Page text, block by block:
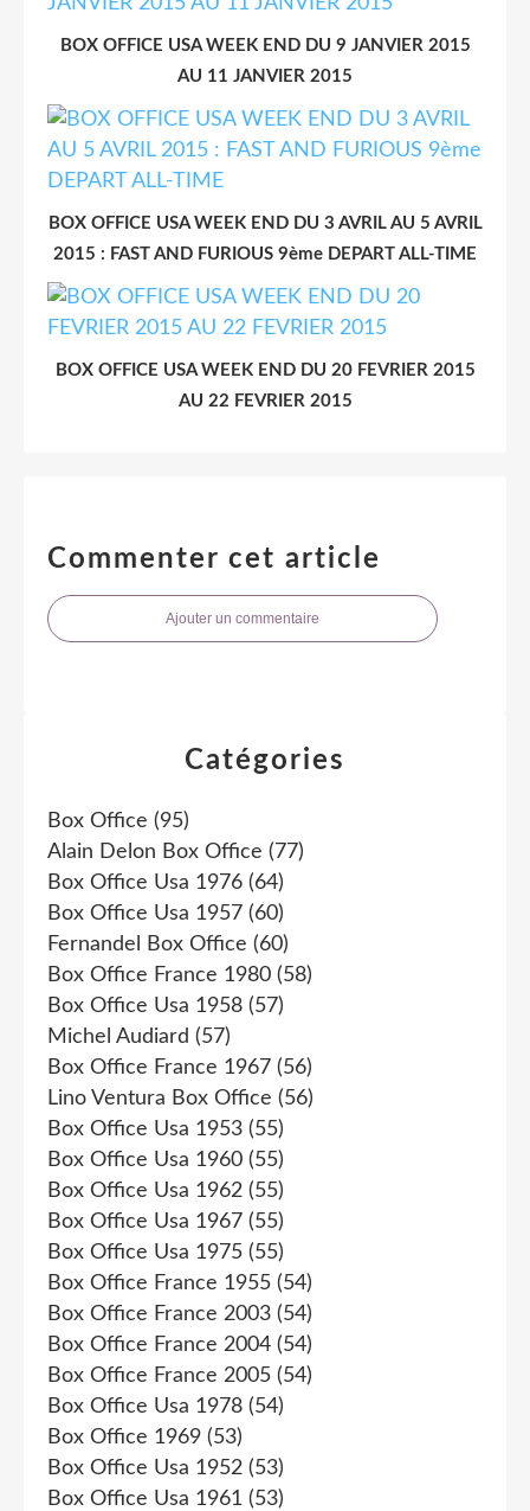
BOX OFFICE USA WEEK END DU 9 JANVIER 2015
AU 11 JANVIER 2015
BOX OFFICE USA WEEK END DU 3 AVRIL AU 5 AVRIL
2015 : FAST AND FURIOUS 9ème DEPART ALL-TIME
BOX OFFICE USA WEEK END DU 20 FEVRIER 2015
AU 22 FEVRIER 2015
Commenter cet article
Ajouter un commentaire
Catégories
Box Office (95)
Alain Delon Box Office (77)
Box Office Usa 1976 (64)
Box Office Usa 1957 (60)
Fernandel Box Office (60)
Box Office France 1980 (58)
Box Office Usa 1958 (57)
Michel Audiard (57)
Box Office France 1967 (56)
Lino Ventura Box Office (56)
Box Office Usa 1953 (55)
Box Office Usa 1960 (55)
Box Office Usa 1962 (55)
Box Office Usa 1967 (55)
Box Office Usa 1975 (55)
Box Office France 1955 (54)
Box Office France 2003 (54)
Box Office France 2004 (54)
Box Office France 2005 (54)
Box Office Usa 1978 (54)
Box Office 1969 (53)
Box Office Usa 1952 (53)
Box Office Usa 1961 (53)